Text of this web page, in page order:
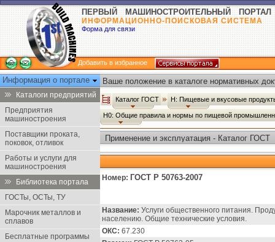
ПЕРВЫЙ МАШИНОСТРОИТЕЛЬНЫЙ ПОРТАЛ
ИНФОРМАЦИОННО-ПОИСКОВАЯ СИСТЕМА
Форма для связи
Добавить в избранное
Информация о портале
Каталоги предприятий
Предприятия
машиностроения
Поставщики проката,
поковок, отливок
Работы и услуги для
машиностроения
Библиотека портала
ГОСТы, ОСТы, ТУ
Марочник металлов и
сплавов
Бесплатные программы
Ваше положение в каталоге нормативных
Каталог ГОСТ Н: Пищевые и вкусовые
Н0: Общие правила и нормы по пищевой
Применение и эксплуатация - Каталог ГОСТ
Номер: ГОСТ Р 50763-2007
Название: Услуги общественного питания.
населению. Общие технические условия.
ОКС: 67.230